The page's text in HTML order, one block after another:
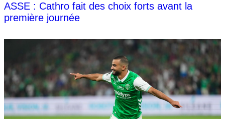
ASSE : Cathro fait des choix forts avant la
première journée